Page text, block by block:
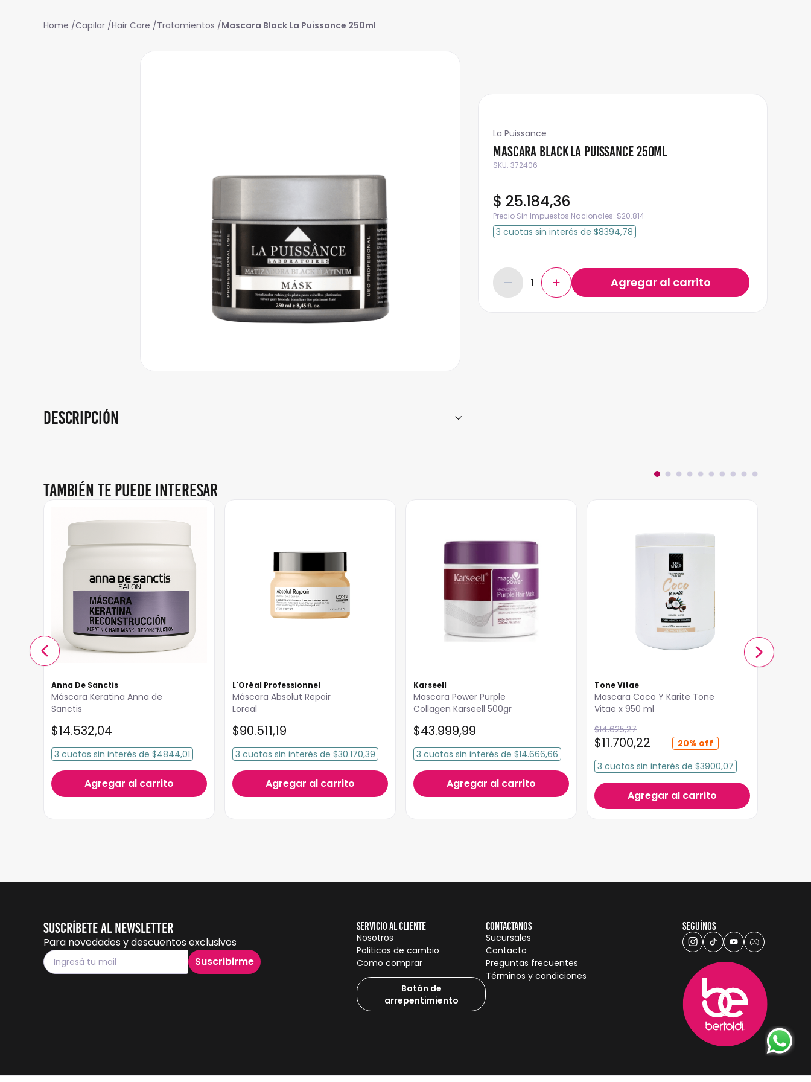
Capilar Hair Care Tratamientos Mascara Black La Puissance 250ml
Descripción
La Puissance
Mascara Black La Puissance 250ml
SKU: 372406
$ 25.184,36
Precio Sin Impuestos Nacionales: $20.814
3 cuotas sin interés de $8394,78
También te puede interesar
Anna De Sanctis
Máscara Keratina Anna de
Sanctis
$14.532,04
3 cuotas sin interés de $4844,01
Agregar al carrito
L'Oréal Professionnel
Máscara Absolut Repair
Loreal
$90.511,19
3 cuotas sin interés de $30.170,39
Agregar al carrito
Karseell
Mascara Power Purple
Collagen Karseell 500gr
$43.999,99
3 cuotas sin interés de $14.666,66
Agregar al carrito
Tone Vitae
Mascara Coco Y Karite Tone
Vitae x 950 ml
20%
$14.625,27
$11.700,22
3 cuotas sin interés de $3900,07
Agregar al carrito
Suscríbete al Newsletter
Para novedades y descuentos exclusivos
Suscribirme
Servicio al cliente
Nosotros
Politicas de cambio
Como comprar
Botón de
arrepentimiento
Contactanos
Sucursales
Contacto
Preguntas frecuentes
Términos y condiciones
Seguínos